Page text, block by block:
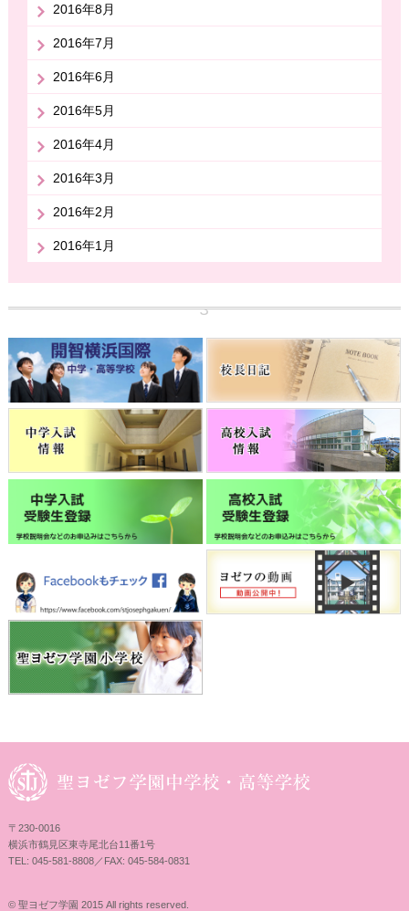
2016年8月
2016年7月
2016年6月
2016年5月
2016年4月
2016年3月
2016年2月
2016年1月
〒230-0016
横浜市鶴見区東寺尾北台11番1号
TEL: 045-581-8808／FAX: 045-584-0831
© 聖ヨゼフ学園 2015 All rights reserved.